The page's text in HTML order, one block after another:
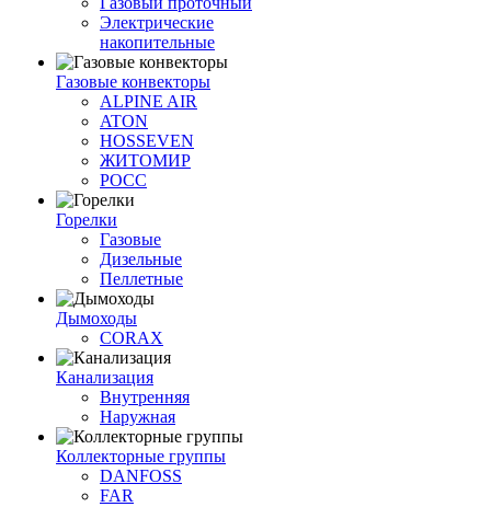
Электрические
накопительные
Газовые конвекторы
ALPINE AIR
ATON
HOSSEVEN
ЖИТОМИР
РОСС
Горелки
Газовые
Дизельные
Пеллетные
Дымоходы
CORAX
Канализация
Внутренняя
Наружная
Коллекторные группы
DANFOSS
FAR